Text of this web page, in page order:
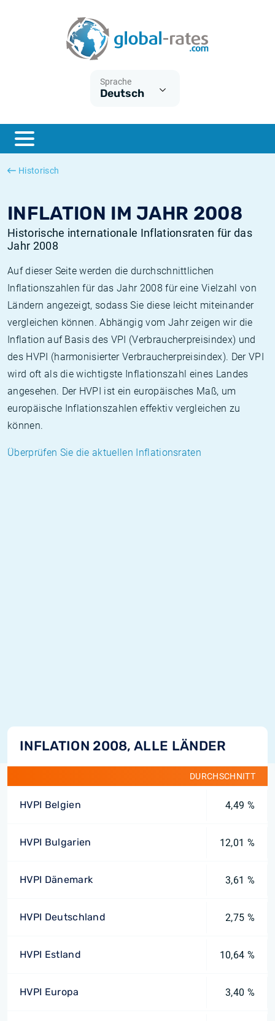
Sprache
Deutsch
Historisch
INFLATION IM JAHR 2008
Historische internationale Inflationsraten für das
Jahr 2008
Auf dieser Seite werden die durchschnittlichen
Inflationszahlen für das Jahr 2008 für eine Vielzahl von
Ländern angezeigt, sodass Sie diese leicht miteinander
vergleichen können. Abhängig vom Jahr zeigen wir die
Inflation auf Basis des VPI (Verbraucherpreisindex) und
des HVPI (harmonisierter Verbraucherpreisindex). Der VPI
wird oft als die wichtigste Inflationszahl eines Landes
angesehen. Der HVPI ist ein europäisches Maß, um
europäische Inflationszahlen effektiv vergleichen zu
können.
Überprüfen Sie die aktuellen Inflationsraten
INFLATION 2008, ALLE LÄNDER
DURCHSCHNITT
HVPI Belgien 4,49 %
HVPI Bulgarien 12,01 %
HVPI Dänemark 3,61 %
HVPI Deutschland 2,75 %
HVPI Estland 10,64 %
HVPI Europa 3,40 %
ESTER
SONIA
Was ist die VPI-Inflation?
Was ist die HVPI-Inflation?
Deutsche inflation
Europäische inflation
Historische Euribor-Sätze
Historische ESTER-Sätze
Historische SOFR-Sätze
Historische SONIA-Sätze
Inflationsrechner